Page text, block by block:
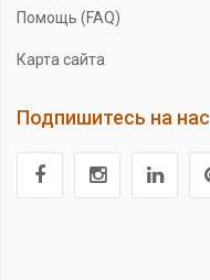
Помощь (FAQ)
Карта сайта
Подпишитесь на нас